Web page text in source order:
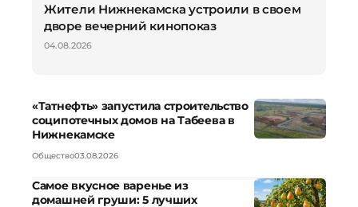
Жители Нижнекамска устроили в своем
дворе вечерний кинопоказ
04.08.2026
«Татнефть» запустила строительство
соципотечных домов на Табеева в
Нижнекамске
Общество03.08.2026
Самое вкусное варенье из
домашней груши: 5 лучших